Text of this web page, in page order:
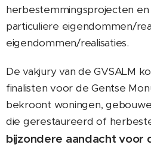
herbestemmingsprojecten
particuliere eigendommen/
eigendommen/realisaties.
De vakjury van de GVSALM
finalisten voor de Gentse
bekroont woningen,
die gerestaureerd of
bijzondere aandacht